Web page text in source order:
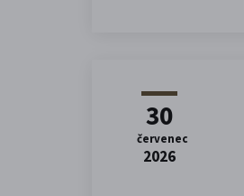
30
červenec
2026